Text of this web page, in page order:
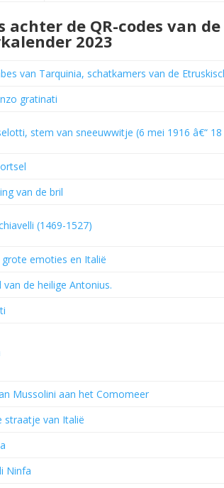
achter de QR-codes van de
2023
van Tarquinia, schatkamers van de
gratinati
stem van sneeuwwitje (6 mei 1916 â€“
van de bril
(1469-1527)
emoties en Italië
van de heilige Antonius.
Mussolini aan het Comomeer
straatje van Italië
Ninfa